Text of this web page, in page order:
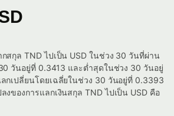
สกุล TND ไปเป็น USD ในช่วง 30 วันที่ผ่าน
วันอยู่ที่ 0.3413 และต่ำสุดในช่วง 30 วันอยู่
กเปลี่ยนโดยเฉลี่ยในช่วง 30 วันอยู่ที่ 0.3393
งของการแลกเงินสกุล TND ไปเป็น USD คือ